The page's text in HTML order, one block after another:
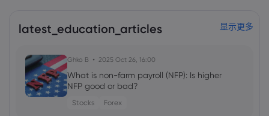
latest_education_articles 显示更多
Ghko B 2025 Oct 26, 16:00
What is non-farm payroll (NFP): Is higher
NFP good or bad?
Stocks Forex